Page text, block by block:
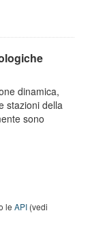
dinamica,
stazioni della
sono
le API (vedi